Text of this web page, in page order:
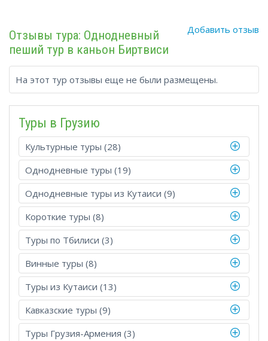
Добавить отзыв
Отзывы тура: Однодневный
пеший тур в каньон Биртвиси
На этот тур отзывы еще не были размещены.
Туры в Грузию
Культурные туры (28)
Однодневные туры (19)
Однодневные туры из Кутаиси (9)
Короткие туры (8)
Туры по Тбилиси (3)
Винные туры (8)
Туры из Кутаиси (13)
Кавказские туры (9)
Туры Грузия-Армения (3)